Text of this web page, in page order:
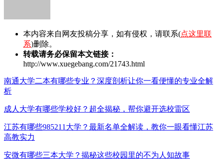
本内容来自网友投稿分享，如有侵权，请联系(点这里联
系)删除。
转载请务必保留本文链接：
http://www.xuegebang.com/21743.html
南通大学二本有哪些专业？深度剖析让你一看便懂的专业全解
析
成人大学有哪些学校好？超全揭秘，帮你避开选校雷区
江苏有哪些985211大学？最新名单全解读，教你一眼看懂江苏
高教实力
安微有哪些三本大学？揭秘这些校园里的不为人知故事